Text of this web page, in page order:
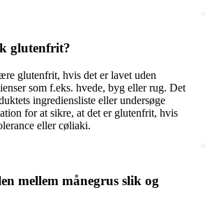
glutenfrit?
glutenfrit, hvis det er lavet uden
som f.eks. hvede, byg eller rug. Det
ingrediensliste eller undersøge
for at sikre, at det er glutenfrit, hvis
eller cøliaki.
mellem månegrus slik og